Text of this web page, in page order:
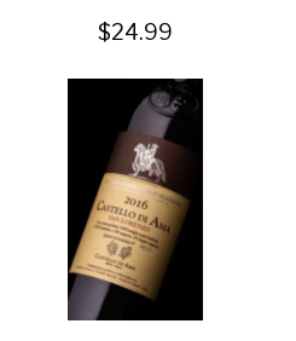
$24.99